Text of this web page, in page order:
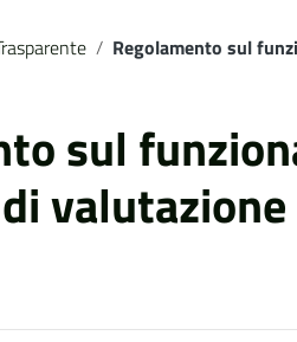
/ Regolamento sul
sul
valutazione